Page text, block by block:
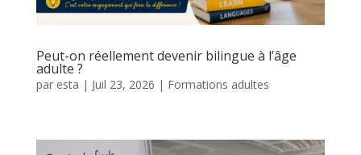
Peut-on réellement devenir bilingue à l’âge
adulte ?
par esta | Juil 23, 2026 | Formations adultes